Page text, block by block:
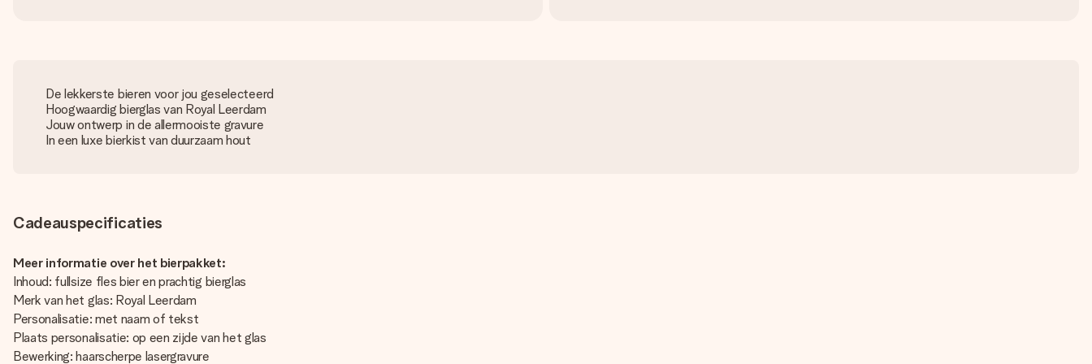
De lekkerste bieren voor jou geselecteerd
Hoogwaardig bierglas van Royal Leerdam
Jouw ontwerp in de allermooiste gravure
In een luxe bierkist van duurzaam hout
Cadeauspecificaties
Meer informatie over het bierpakket:
Inhoud: fullsize fles bier en prachtig bierglas
Merk van het glas: Royal Leerdam
Personalisatie: met naam of tekst
Plaats personalisatie: op een zijde van het glas
Bewerking: haarscherpe lasergravure